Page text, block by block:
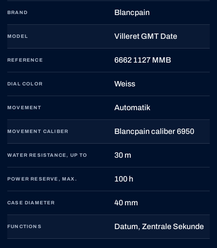
BRAND Blancpain
MODEL Villeret GMT Date
REFERENCE 6662 1127 MMB
DIAL COLOR Weiss
MOVEMENT Automatik
MOVEMENT CALIBER Blancpain caliber 6950
WATER RESISTANCE, UP TO 30 m
POWER RESERVE, MAX. 100 h
CASE DIAMETER 40 mm
FUNCTIONS Datum, Zentrale Sekunde